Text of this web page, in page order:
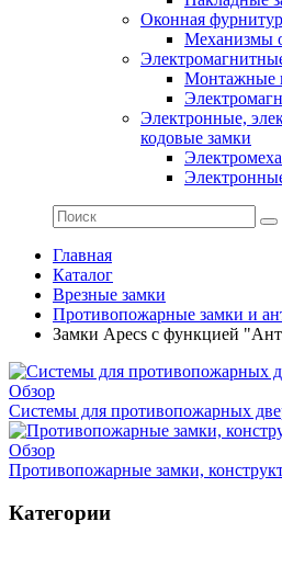
Оконная
Механизмы
Монтажные
Электронные,
кодовые замки
Главная
Каталог
Врезные замки
Противопожарные замки и
Замки Apecs с функцией
Обзор
Системы для противопожарных
Обзор
Противопожарные замки,
Категории